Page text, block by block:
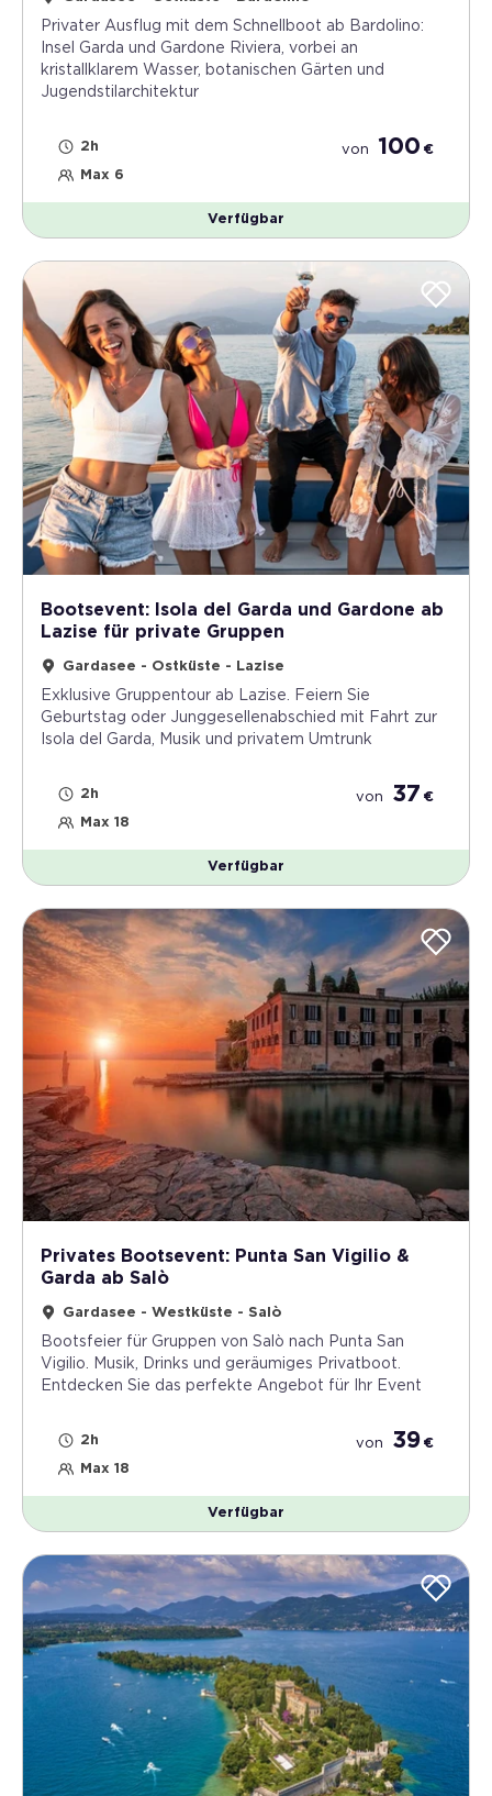
Privater Ausflug mit dem Schnellboot ab Bardolino:
Insel Garda und Gardone Riviera, vorbei an
kristallklarem Wasser, botanischen Gärten und
Jugendstilarchitektur
2h
Max 6
von 100 €
Verfügbar
Bootsevent: Isola del Garda und Gardone ab
Lazise für private Gruppen
Gardasee - Ostküste - Lazise
Exklusive Gruppentour ab Lazise. Feiern Sie
Geburtstag oder Junggesellenabschied mit Fahrt zur
Isola del Garda, Musik und privatem Umtrunk
2h
Max 18
von 37 €
Verfügbar
Privates Bootsevent: Punta San Vigilio &
Garda ab Salò
Gardasee - Westküste - Salò
Bootsfeier für Gruppen von Salò nach Punta San
Vigilio. Musik, Drinks und geräumiges Privatboot.
Entdecken Sie das perfekte Angebot für Ihr Event
2h
Max 18
von 39 €
Verfügbar